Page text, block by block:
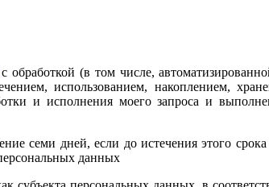
с обработкой (в том числе,
использованием, накоплением,
и исполнения моего запроса и
семи дней, если до истечения этого
данных